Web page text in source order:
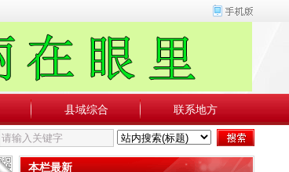
县域综合 联系地方
本栏最新